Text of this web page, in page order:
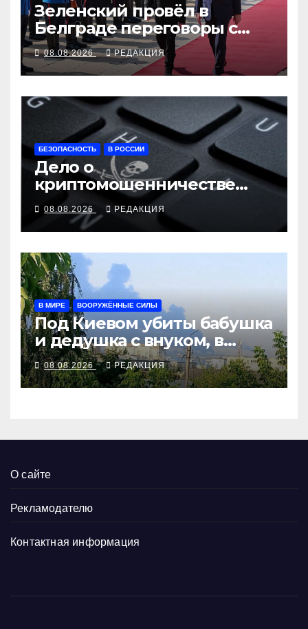
Зеленский провёл в
Белграде переговоры с
Вучичем
08.08.2026 РЕДАКЦИЯ
БЕЗОПАСНОСТЬ В РОССИИ
Дело о
криптомошенничестве
оборачивают в содействие
терроризму
08.08.2026 РЕДАКЦИЯ
В МИРЕ ВООРУЖЁННЫЕ СИЛЫ
Под Киевом убиты бабушка
и дедушка с внуком, в
Поволжье и на Кубани
вновь горят НПЗ
08.08.2026 РЕДАКЦИЯ
О сайте
Рекламодателю
Контактная информация